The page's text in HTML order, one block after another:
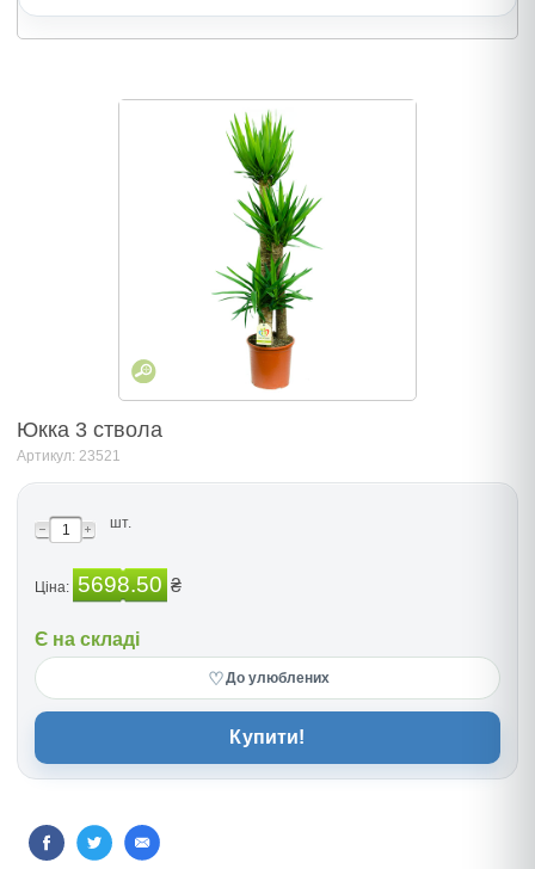
Юкка 3 ствола
Артикул: 23521
шт.
Ціна: 5698.50 ₴
Є на складі
♡До улюблених
Купити!